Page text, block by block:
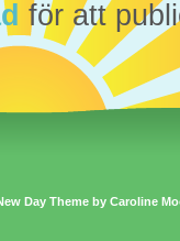
för att
Day Theme by Caroline